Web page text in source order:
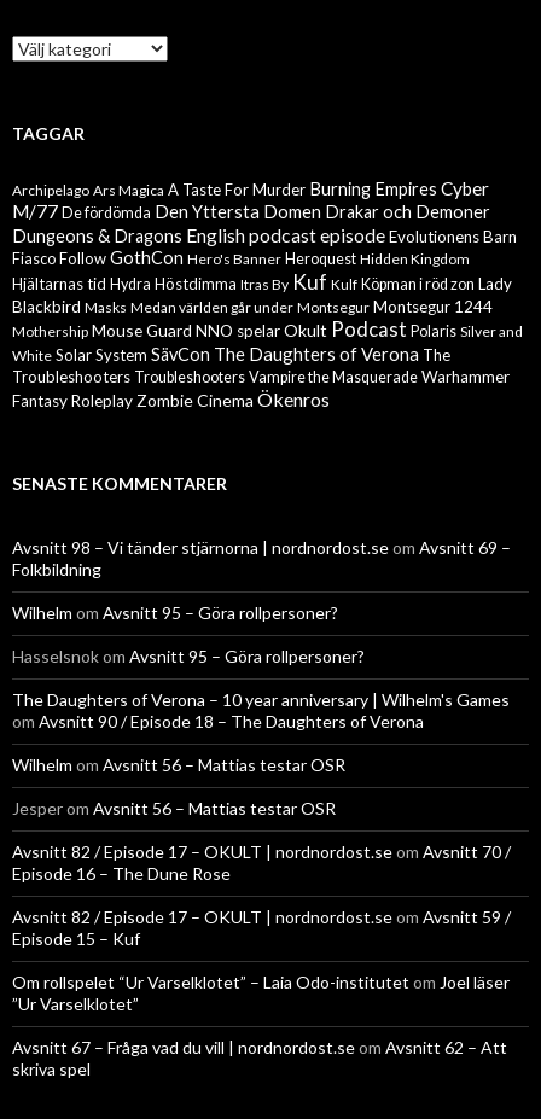
Kategorier
TAGGAR
Archipelago Ars Magica A Taste For Murder Burning Empires Cyber
M/77 De fördömda Den Yttersta Domen Drakar och Demoner
Dungeons & Dragons English podcast episodeEvolutionens Barn
Fiasco FollowGothCon Hero's Banner Heroquest Hidden Kingdom
Hjältarnas tid Hydra Höstdimma Itras By Kuf Kulf Köpman i röd zon Lady
Blackbird Masks Medan världen går under Montsegur Montsegur 1244
Mothership Mouse Guard NNO spelarOkult Podcast Polaris Silver and
White Solar System SävCon The Daughters of Verona The
Troubleshooters Troubleshooters Vampire the Masquerade Warhammer
Fantasy Roleplay Zombie Cinema Ökenros
SENASTE KOMMENTARER
Avsnitt 98 – Vi tänder stjärnorna | nordnordost.seom Avsnitt 69 –
Folkbildning
Wilhelm om Avsnitt 95 – Göra rollpersoner?
Hasselsnokom Avsnitt 95 – Göra rollpersoner?
The Daughters of Verona – 10 year anniversary | Wilhelm's Games
om Avsnitt 90 / Episode 18 – The Daughters of Verona
Wilhelm om Avsnitt 56 – Mattias testar OSR
Jesperom Avsnitt 56 – Mattias testar OSR
Avsnitt 82 / Episode 17 – OKULT | nordnordost.seom Avsnitt 70 /
Episode 16 – The Dune Rose
Avsnitt 82 / Episode 17 – OKULT | nordnordost.seom Avsnitt 59 /
Episode 15 – Kuf
Om rollspelet “Ur Varselklotet” – Laia Odo-institutet om Joel läser
”Ur Varselklotet”
Avsnitt 67 – Fråga vad du vill | nordnordost.seom Avsnitt 62 – Att
skriva spel